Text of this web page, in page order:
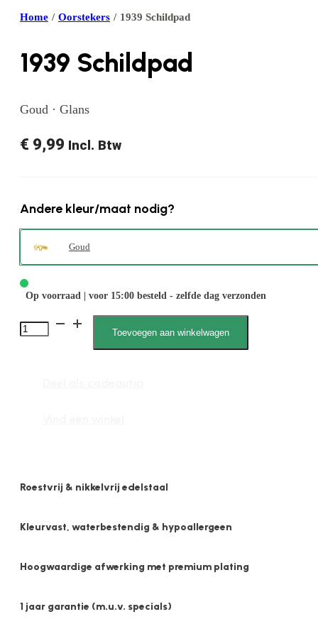
Home / Oorstekers / 1939 Schildpad
1939 Schildpad
Goud · Glans
€ 9,99 Incl. Btw
Andere kleur/maat nodig?
Goud
Op voorraad | voor 15:00 besteld - zelfde dag verzonden
1939
Toevoegen aan winkelwagen
Roestvrij & nikkelvrij edelstaal
Kleurvast, waterbestendig & hypoallergeen
Hoogwaardige afwerking met premium plating
1 jaar garantie (m.u.v. specials)